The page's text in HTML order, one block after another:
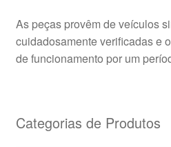
As peças provêm de veículos
cuidadosamente verificadas e
de funcionamento por um
Categorias de Produtos